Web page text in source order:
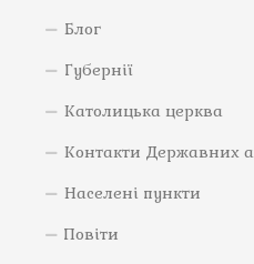
Блог
Губернії
Католицька церква
Контакти Державних
Населені пункти
Повіти